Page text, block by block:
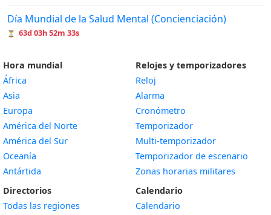
Día Mundial de la Salud Mental (Concienciación)
⏳ 63d 03h 52m 33s
Hora mundial
África
Asia
Europa
América del Norte
América del Sur
Oceanía
Antártida
Directorios
Todas las regiones
Relojes y temporizadores
Reloj
Alarma
Cronómetro
Temporizador
Multi-temporizador
Temporizador de escenario
Zonas horarias militares
Calendario
Calendario